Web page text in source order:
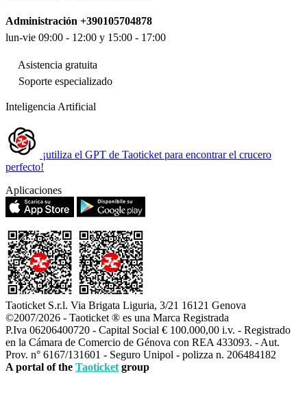
Administración +390105704878
lun-vie 09:00 - 12:00 y 15:00 - 17:00
Asistencia gratuita
Soporte especializado
Inteligencia Artificial
¡utiliza el GPT de Taoticket para encontrar el crucero
perfecto!
Aplicaciones
Taoticket S.r.l. Via Brigata Liguria, 3/21 16121 Genova
©2007/2026 - Taoticket ® es una Marca Registrada
P.Iva 06206400720 - Capital Social € 100.000,00 i.v. - Registrado
en la Cámara de Comercio de Génova con REA 433093. - Aut.
Prov. n° 6167/131601 - Seguro Unipol - polizza n. 206484182
A portal of the Taoticket group